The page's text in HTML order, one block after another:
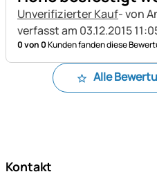
Unverifizierter Kauf- von
verfasst am 03.12.2015
0 von 0Kunden fanden diese
Alle
Kontakt